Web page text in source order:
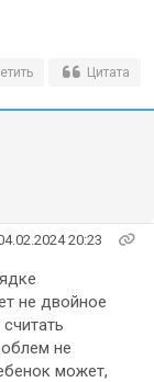
Цитата
20:23
не двойное
не
может,